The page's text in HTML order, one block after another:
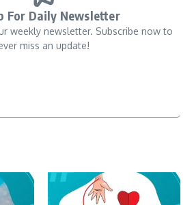
For Daily Newsletter
weekly newsletter. Subscribe now to
miss an update!